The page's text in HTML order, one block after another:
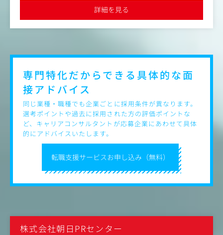
ショナルクライアントに携われる可能性もあります。
題を発見・言語化します。その上で、オンライン・オフラ
案できます。
・統合プランニングと提案：ターゲットインサイトを捉え
たコミュニケーション設計（誰に、何を、どう伝えるか）
を行い、獲得（CPA）だけでなく、LTVやブランド資産蓄積
も見据えた「勝てる企画書」を作成し、プレゼンテーショ
ンを行えます。
・プロジェクト推進とPDCA：施策実行後は、営業と協力
しながら数値分析に基づいたPDCAを回し、投資対効果の
最大化に責任を持ちます。社内のクリエイターやメディア
担当、協力会社を巻き込み、プロジェクト全体の司令塔と
して活躍できます。
まで一貫して携われる環境詳細を見る
転職支援サービスお申し込み（無料）
専門特化だからできる具体的な面
接アドバイス
同じ業種・職種でも企業ごとに採用条件が異なります。
選考ポイントや過去に採用された方の評価ポイントな
ど、キャリアコンサルタントが応募企業にあわせて具体
的にアドバイスいたします。
株式会社朝日PRセンター